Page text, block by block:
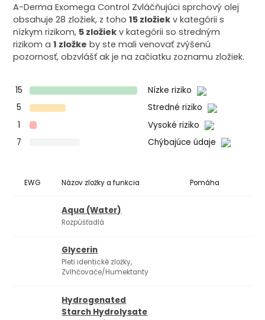
A-Derma Exomega Control Zvláčňujúci sprchový olej
obsahuje 28 zložiek, z toho15 zložiek v kategórii s
nízkym rizikom, 5 zložiek v kategórii so stredným
rizikom a1 zložke by ste mali venovať zvýšenú
pozornosť, obzvlášť ak je na začiatku zoznamu zložiek.
15
Nízke riziko
5
Stredné riziko
1
Vysoké riziko
7
Chýbajúce údaje
EWG Názov zložky a funkcia Pomáha
Aqua (Water)
Rozpúšťadlá
Glycerin
Pleti identické zložky,
Zvlhčovače/Humektanty
Hydrogenated
Starch Hydrolysate